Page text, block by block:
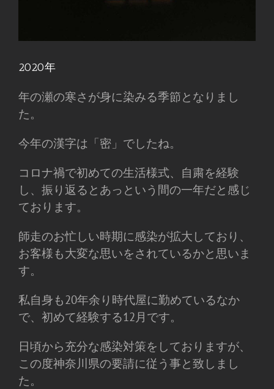
2020年
年の瀬の寒さが身に染みる季節となりまし
た。
今年の漢字は「密」でしたね。
コロナ禍で初めての生活様式、自粛を経験
し、振り返るとあっという間の一年だと感じ
ております。
師走のお忙しい時期に感染が拡大しており、
お客様も大変な思いをされているかと思いま
す。
私自身も20年余り時代屋に勤めているなか
で、初めて経験する12月です。
日頃から充分な感染対策をしておりますが、
この度神奈川県の要請に従う事と致しまし
た。